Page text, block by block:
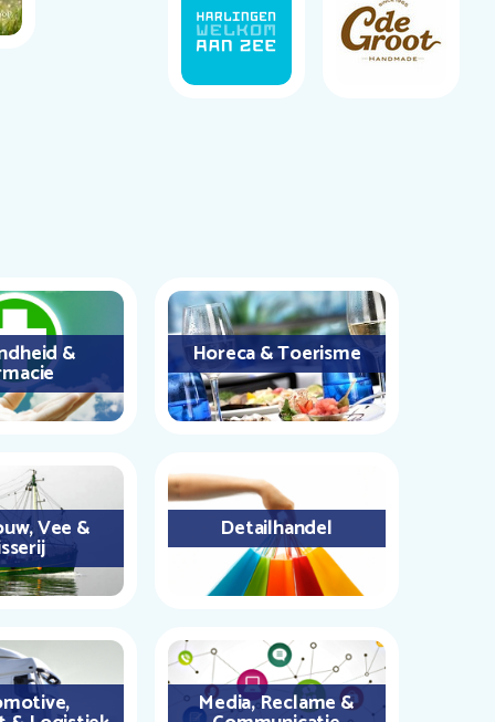
& Horeca & Toerisme
Vee & Detailhandel
Media, Reclame &